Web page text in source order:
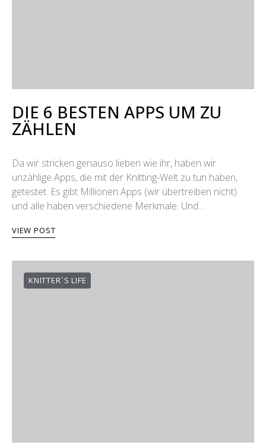
DIE 6 BESTEN APPS UM ZU
ZÄHLEN
Da wir stricken genauso lieben wie ihr, haben wir
unzählige Apps, die mit der Knitting-Welt zu tun haben,
getestet. Es gibt Millionen Apps (wir übertreiben nicht)
und alle haben verschiedene Merkmale. Und…
VIEW POST
KNITTER´S LIFE